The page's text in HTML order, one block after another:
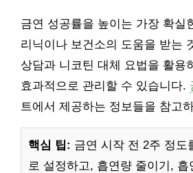
금연 성공률을 높이는 가장 확실
리닉이나 보건소의 도움을 받는
상담과 니코틴 대체 요법을 활용
효과적으로 관리할 수 있습니다.
트에서 제공하는 정보들을 참고
핵심 팁: 금연 시작 전 2주 정도
로 설정하고, 흡연량 줄이기, 흡